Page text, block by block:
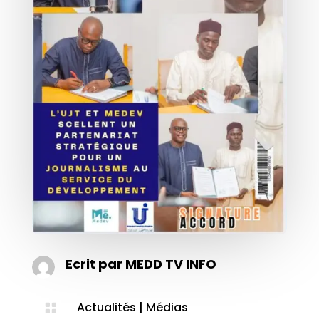
Ecrit par MEDD TV INFO
 Actualités | Médias